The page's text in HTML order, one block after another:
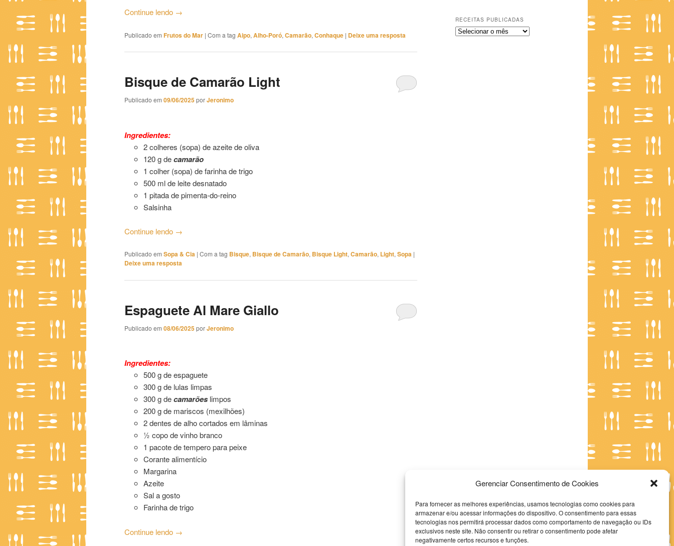
Gerenciar Consentimento de Cookies
Para fornecer as melhores experiências, usamos tecnologias como cookies para
armazenar e/ou acessar informações do dispositivo. O consentimento para essas
tecnologias nos permitirá processar dados como comportamento de navegação ou IDs
exclusivos neste site. Não consentir ou retirar o consentimento pode afetar
negativamente certos recursos e funções.
Continue lendo →
Publicado em Frutos do Mar | Com a tag Aipo, Alho-Poró, Camarão, Conhaque | Deixe uma resposta
Bisque de Camarão Light
Publicado em 09/06/2025porJeronimo
Ingredientes:
2 colheres (sopa) de azeite de oliva
120 g decamarão
1 colher (sopa) de farinha de trigo
500 ml de leite desnatado
1 pitada de pimenta-do-reino
Salsinha
Continue lendo →
Publicado em Sopa & Cia | Com a tag Bisque, Bisque de Camarão, Bisque Light, Camarão, Light, Sopa |
Deixe uma resposta
Espaguete Al Mare Giallo
Publicado em 08/06/2025porJeronimo
Ingredientes:
500 g de espaguete
300 g de lulas limpas
300 g decamarõeslimpos
200 g de mariscos (mexilhões)
2 dentes de alho cortados em lâminas
½ copo de vinho branco
1 pacote de tempero para peixe
Corante alimentício
Margarina
Azeite
Sal a gosto
Farinha de trigo
Continue lendo →
RECEITAS PUBLICADAS
Receitas